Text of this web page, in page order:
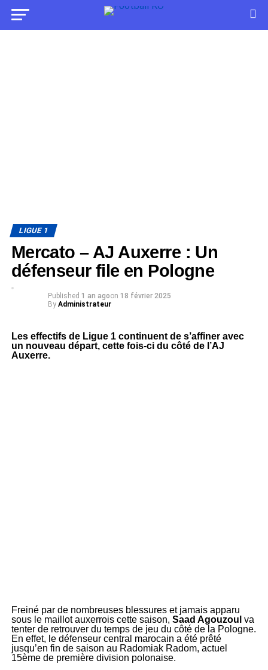
LIGUE 1
Mercato – AJ Auxerre : Un
défenseur file en Pologne
Published 1 an agoon 18 février 2025
By Administrateur
Les effectifs de Ligue 1 continuent de s’affiner avec
un nouveau départ, cette fois-ci du côté de l’AJ
Auxerre.
Freiné par de nombreuses blessures et jamais apparu
sous le maillot auxerrois cette saison, Saad Agouzoul va
tenter de retrouver du temps de jeu du côté de la Pologne.
En effet, le défenseur central marocain a été prêté
jusqu’en fin de saison au Radomiak Radom, actuel
15ème de première division polonaise.